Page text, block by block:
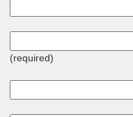
(required)